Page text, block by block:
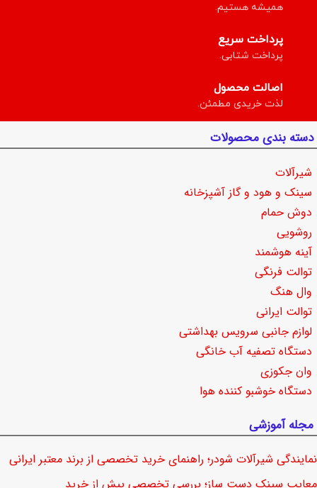
همیشه هستیم.
پرداخت سریع
پرداخت شتابی.
اصالت محصول
لذت خریدی مطمئن.
دسته بندی محصولات
شیرآلات
سینک و هود و گاز آشپزخانه
دوش حمام
روشویی
آینه هوشمند
توالت فرنگی
وال هنگ
توالت ایرانی
لوازم جانبی سرویس بهداشتی
دستگاه تصفیه آب خانگی
وان جکوزی
دستگاه خوشبو کننده هوا
مجله آموزشی
نمایندگی شیرآلات شودر؛ راهنمای خرید تخصصی از برند معتبر ایرانی
معایب سینک دست ساز؛ بررسی تخصصی پیش از خرید